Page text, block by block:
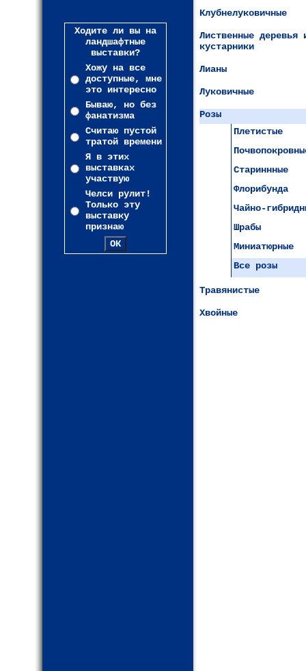
Ходите ли вы на
ландшафтные
выставки?
Хожу на все
доступные, мне
это интересно
Бываю, но без
фанатизма
Считаю пустой
тратой времени
Я в этих
выставках
участвую
Челси рулит!
Только эту
выставку
признаю
Клубнелуковичные
Лиственные деревья
кустарники
Лианы
Луковичные
Розы
Плетистые
Стариннные
Флорибунда
Чайно-
Шрабы
Миниатюрные
Все розы
Травянистые
Хвойные